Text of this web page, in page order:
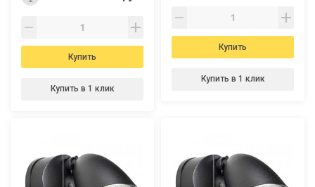
Купить
Купить в 1 клик
Купить
Купить в 1 клик